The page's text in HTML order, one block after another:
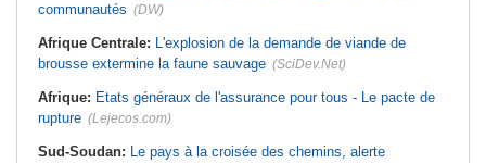
communautés (DW)
Afrique Centrale: L'explosion de la demande de viande de
brousse extermine la faune sauvage (SciDev.Net)
Afrique: Etats généraux de l'assurance pour tous - Le pacte de
rupture (Lejecos.com)
Sud-Soudan: Le pays à la croisée des chemins, alerte